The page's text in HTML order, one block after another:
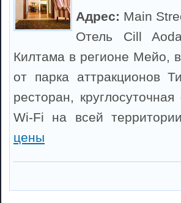
Адрес: Main
Отель Cill
Килтама в регионе Мейо,
от парка аттракционов
ресторан,
Wi-Fi на всей
цены